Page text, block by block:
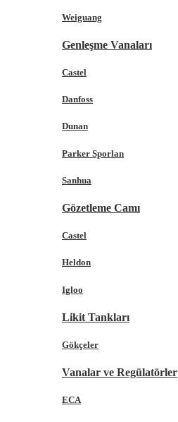
Weiguang
Genleşme Vanaları
Castel
Danfoss
Dunan
Parker Sporlan
Sanhua
Gözetleme Camı
Castel
Heldon
Igloo
Likit Tankları
Gökçeler
Vanalar ve Regülatörler
ECA